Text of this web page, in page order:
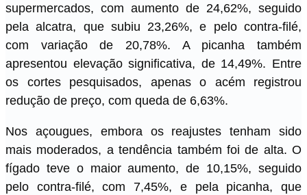
supermercados, com aumento de 24,62%, seguido
pela alcatra, que subiu 23,26%, e pelo contra-filé,
com variação de 20,78%. A picanha também
apresentou elevação significativa, de 14,49%. Entre
os cortes pesquisados, apenas o acém registrou
redução de preço, com queda de 6,63%.
Nos açougues, embora os reajustes tenham sido
mais moderados, a tendência também foi de alta. O
fígado teve o maior aumento, de 10,15%, seguido
pelo contra-filé, com 7,45%, e pela picanha, que